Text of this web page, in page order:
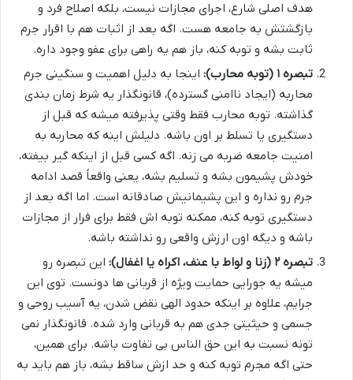
هدف اصلی شارع، اجرای مجازات نیست، بلکه اصلاح فرد و
بازگشتش به جامعه هست. اگه بعد از اثبات هم با اقرار جرم
ثابت بشه و توبه کنه، باز هم یه راهی برای عفو وجود داره.
تبصره ۱ (توبه محارب):
اینجا به دلیل اهمیت و سنگینی جرم
محاربه (ایجاد ناامنی گسترده)، قانونگذار یه شرط زمان بندی
گذاشته. توبه محارب فقط وقتی پذیرفته میشه که قبل از
دستگیری یا تسلط بر اون باشه. دلیلش اینه که محاربه به
امنیت جامعه ضربه می زنه. اگه کسی قبل از اینکه گیر بیفته،
خودش پشیمون بشه و تسلیم بشه، یعنی واقعاً قصد ادامه
جرم رو نداره و این پشیمانیش صادقانه است. اما اگه بعد از
دستگیری توبه کنه، ممکنه توبه اش فقط برای فرار از مجازات
باشه و دیگه اون ارزش واقعی رو نداشته باشه.
تبصره ۲ (زنا و لواط با عنف، اکراه یا اغفال):
این تبصره رو
میشه یه جورایی حمایت ویژه از قربانی ها دونست. توی این
جرایم، علاوه بر اینکه حدود الهی نقض شدن، یه آسیب روحی و
جسمی و حیثیتی جدی هم به قربانی وارد شده. قانونگذار نمی
تونه نسبت به این حق الناس بی تفاوت باشه. برای همین،
حتی اگه مجرم توبه کنه و حد ازش ساقط بشه، باز هم باید به